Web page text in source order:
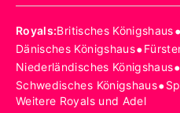
Royals:Britisches Königshaus•
Dänisches Königshaus•
Niederländisches Königshaus•
Schwedisches Königshaus•
Weitere Royals und Adel